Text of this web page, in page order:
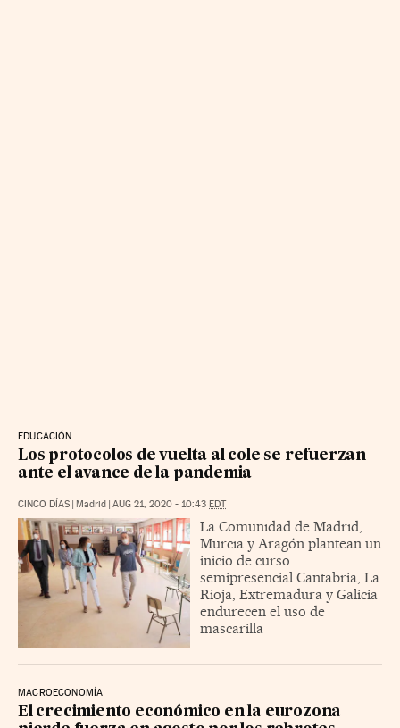
EDUCACIÓN
Los protocolos de vuelta al cole se refuerzan
ante el avance de la pandemia
CINCO DÍAS Madrid AUG 21, 2020 - 10:43 EDT
La Comunidad de Madrid,
Murcia y Aragón plantean un
inicio de curso
semipresencial Cantabria, La
Rioja, Extremadura y Galicia
endurecen el uso de
mascarilla
MACROECONOMÍA
El crecimiento económico en la eurozona